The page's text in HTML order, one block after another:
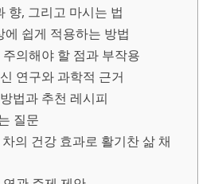
향, 그리고 마시는 법
에 쉽게 적용하는 방법
의해야 할 점과 부작용
연구와 과학적 근거
법과 추천 레시피
질문
의 건강 효과로 활기찬 삶 채